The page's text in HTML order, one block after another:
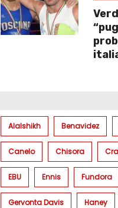
Alalshikh Benavidez
Canelo Chisora
EBU Ennis Fundora
Gervonta Davis Haney